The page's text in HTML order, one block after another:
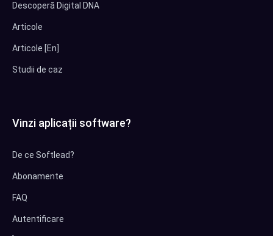
Descoperă Digital DNA
Articole
Articole [En]
Studii de caz
Vinzi aplicații software?
De ce Softlead?
Abonamente
FAQ
Autentificare